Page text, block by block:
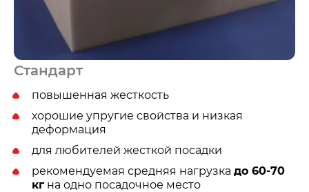
Стандарт
повышенная жесткость
хорошие упругие свойства и низкая
деформация
для любителей жесткой посадки
рекомендуемая средняя нагрузка до 60-70
кгна одно посадочное место